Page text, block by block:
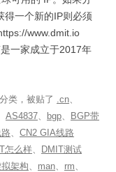
得一个新的IP则必须
www.dmit.io
一家成立于2017年
分类，被贴了 .cn、
AS4837、 bgp、
BGP带
、 CN2 GIA线路
怎么样、
DMIT测试
架构、 man、 rm、